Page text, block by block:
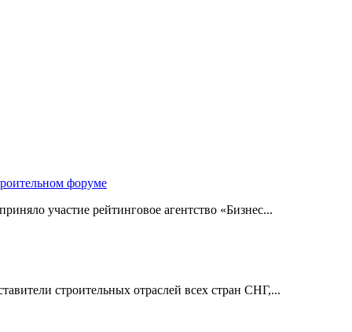
форуме
участие рейтинговое агентство «Бизнес...
строительных отраслей всех стран СНГ,...